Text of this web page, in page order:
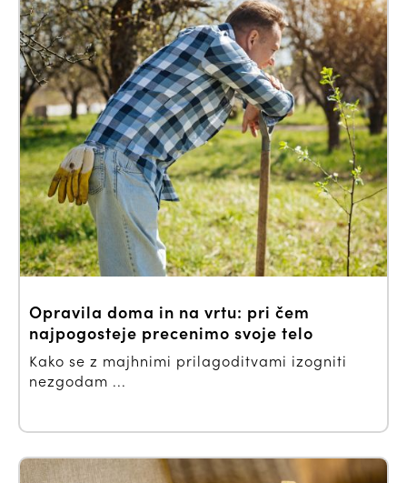
Opravila doma in na vrtu: pri čem
najpogosteje precenimo svoje telo
Kako se z majhnimi prilagoditvami izogniti
nezgodam ...